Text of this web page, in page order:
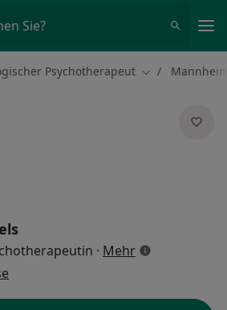
Sie?
Psychotherapeut Stadt ändern
· Mehrüber